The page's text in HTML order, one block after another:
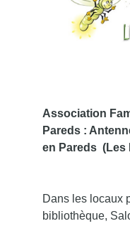
Association
Pareds :
en Pareds (Les
Dans les locaux
bibliothèque,